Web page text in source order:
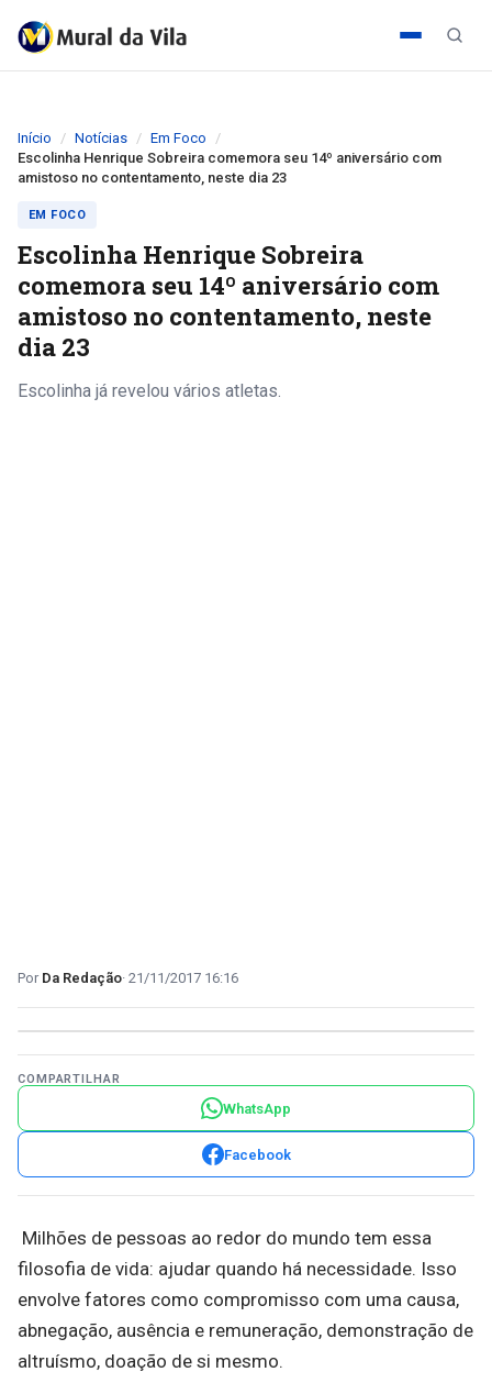
Início Notícias
Em Foco
Escolinha Henrique Sobreira comemora seu 14º aniversário com
amistoso no contentamento, neste dia 23
EM FOCO
Escolinha Henrique Sobreira
comemora seu 14º aniversário com
amistoso no contentamento, neste
dia 23
Escolinha já revelou vários atletas.
Da Redação 21/11/2017 16:16
COMPARTILHAR
WhatsApp
Facebook
Milhões de pessoas ao redor do mundo tem essa
filosofia de vida: ajudar quando há necessidade. Isso
envolve fatores como compromisso com uma causa,
abnegação, ausência e remuneração, demonstração de
altruísmo, doação de si mesmo.